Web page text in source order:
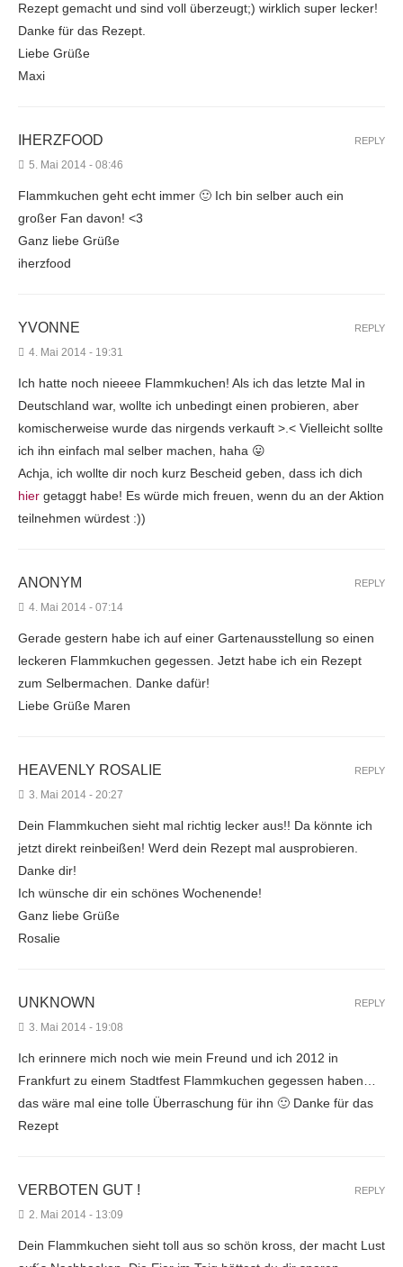
Rezept gemacht und sind voll überzeugt;) wirklich super lecker!
Danke für das Rezept.
Liebe Grüße
Maxi
IHERZFOOD
5. Mai 2014 - 08:46
Flammkuchen geht echt immer 🙂 Ich bin selber auch ein
großer Fan davon! <3
Ganz liebe Grüße
iherzfood
REPLY
YVONNE
4. Mai 2014 - 19:31
Ich hatte noch nieeee Flammkuchen! Als ich das letzte Mal in
Deutschland war, wollte ich unbedingt einen probieren, aber
komischerweise wurde das nirgends verkauft >.< Vielleicht sollte
ich ihn einfach mal selber machen, haha 😛
Achja, ich wollte dir noch kurz Bescheid geben, dass ich dich
hier getaggt habe! Es würde mich freuen, wenn du an der Aktion
teilnehmen würdest :))
REPLY
ANONYM
4. Mai 2014 - 07:14
Gerade gestern habe ich auf einer Gartenausstellung so einen
leckeren Flammkuchen gegessen. Jetzt habe ich ein Rezept
zum Selbermachen. Danke dafür!
Liebe Grüße Maren
REPLY
HEAVENLY ROSALIE
3. Mai 2014 - 20:27
Dein Flammkuchen sieht mal richtig lecker aus!! Da könnte ich
jetzt direkt reinbeißen! Werd dein Rezept mal ausprobieren.
Danke dir!
Ich wünsche dir ein schönes Wochenende!
Ganz liebe Grüße
Rosalie
REPLY
UNKNOWN
3. Mai 2014 - 19:08
Ich erinnere mich noch wie mein Freund und ich 2012 in
Frankfurt zu einem Stadtfest Flammkuchen gegessen haben…
das wäre mal eine tolle Überraschung für ihn 🙂 Danke für das
Rezept
REPLY
VERBOTEN GUT !
2. Mai 2014 - 13:09
Dein Flammkuchen sieht toll aus so schön kross, der macht Lust
REPLY